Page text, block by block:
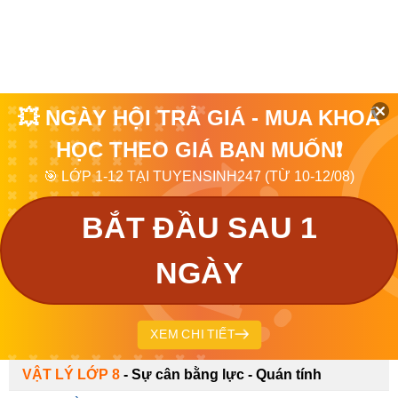
💥 NGÀY HỘI TRẢ GIÁ - MUA KHOÁ
HỌC THEO GIÁ BẠN MUỐN❗
🎯 LỚP 1-12 TẠI TUYENSINH247 (TỪ 10-12/08)
BẮT ĐẦU SAU 1
NGÀY
XEM CHI TIẾT
VẬT LÝ LỚP 8 - Sự cân bằng lực - Quán tính